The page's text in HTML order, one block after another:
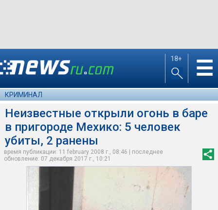
18+ ☰
КРИМИНАЛ
Неизвестные открыли огонь в баре
в пригороде Мехико: 5 человек
убиты, 2 ранены
время публикации: 11 february 2008 г., 08:46 | последнее
обновление: 07 декабря 2017 г., 10:21